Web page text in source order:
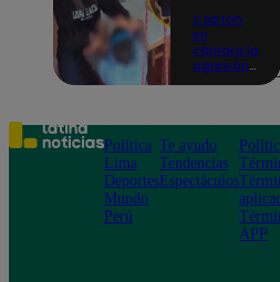
Captan
en
cámara la
agresión
niño con
autismo:
madre
denuncia
maltratos
contínuos
Política
Lima
Deportes
Mundo
Perú
Te ayudo
Tendencias
Espectáculos
APP